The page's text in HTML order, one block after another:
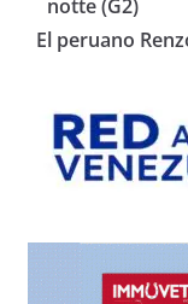
notte (G2)
El peruano